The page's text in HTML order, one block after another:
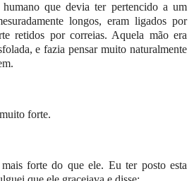
humano que devia ter pertencido a um
longos, eram ligados por
retidos por correias. Aquela mão era
e fazia pensar muito naturalmente
forte.
forte do que ele. Eu ter posto esta